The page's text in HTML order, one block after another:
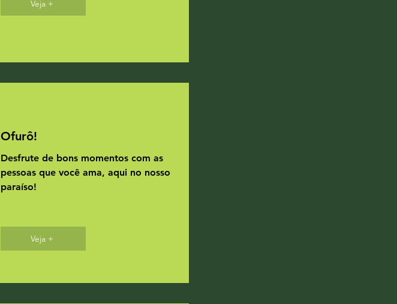
Veja +
Ofurô!
Desfrute de bons momentos com as
pessoas que você ama, aqui no nosso
paraíso!
Veja +